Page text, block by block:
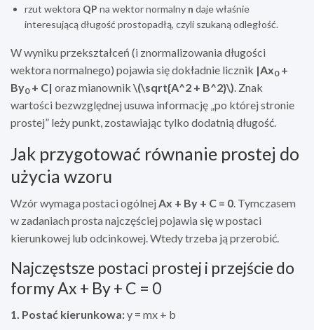
rzut wektora QP na wektor normalny n daje właśnie
interesującą długość prostopadłą, czyli szukaną odległość.
W wyniku przekształceń (i znormalizowania długości
wektora normalnego) pojawia się dokładnie licznik |Ax0+
By0+ C| oraz mianownik \(\sqrt{A^2 + B^2}\) . Znak
wartości bezwzględnej usuwa informację „po której stronie
prostej” leży punkt, zostawiając tylko dodatnią długość.
Jak przygotować równanie prostej do
użycia wzoru
Wzór wymaga postaci ogólnej Ax + By + C = 0 . Tymczasem
w zadaniach prosta najczęściej pojawia się w postaci
kierunkowej lub odcinkowej. Wtedy trzeba ją przerobić.
Najczęstsze postaci prostej i przejście do
formy Ax + By + C = 0
1. Postać kierunkowa:y = mx + b